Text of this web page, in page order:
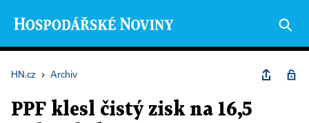
HN.cz › Archiv
PPF klesl čistý zisk na 16,5